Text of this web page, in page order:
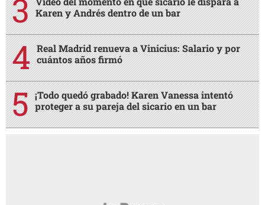
Karen y Andrés dentro de un bar
Real Madrid renueva a Vinicius: Salario y por
cuántos años firmó
¡Todo quedó grabado! Karen Vanessa intentó
proteger a su pareja del sicario en un bar